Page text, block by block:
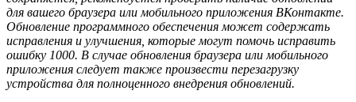
для вашего браузера или мобильного приложения ВКонтакте.
Обновление программного обеспечения может содержать
исправления и улучшения, которые могут помочь исправить
ошибку 1000. В случае обновления браузера или мобильного
приложения следует также произвести перезагрузку
устройства для полноценного внедрения обновлений.